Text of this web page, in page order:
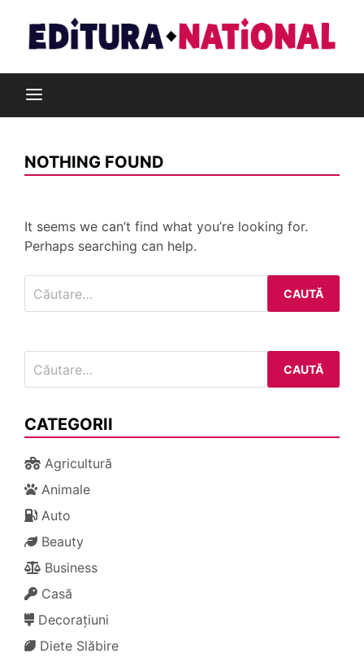
content
Editura Național
NOTHING FOUND
It seems we can’t find what you’re looking for.
Perhaps searching can help.
după:
după:
CATEGORII
Agricultură
Animale
Auto
Beauty
Business
Casă
Decorațiuni
Diete Slăbire